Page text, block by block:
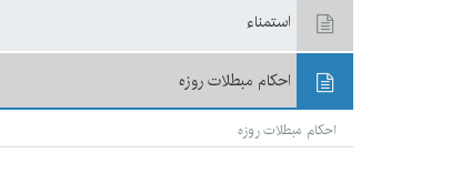
استمناء
احكام مبطلات روزه‏
احكام مبطلات روزه‏